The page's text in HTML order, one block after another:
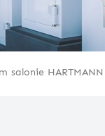
salonie HARTMANN